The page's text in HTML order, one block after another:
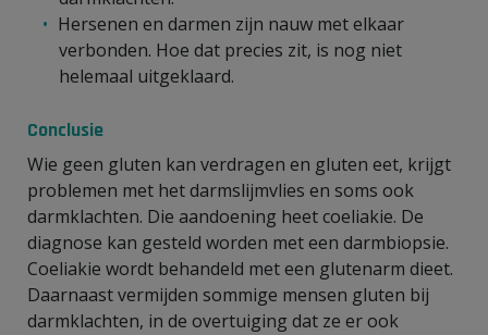
Hersenen en darmen zijn nauw met elkaar
verbonden. Hoe dat precies zit, is nog niet
helemaal uitgeklaard.
Conclusie
Wie geen gluten kan verdragen en gluten eet, krijgt
problemen met het darmslijmvlies en soms ook
darmklachten. Die aandoening heet coeliakie. De
diagnose kan gesteld worden met een darmbiopsie.
Coeliakie wordt behandeld met een glutenarm dieet.
Daarnaast vermijden sommige mensen gluten bij
darmklachten, in de overtuiging dat ze er ook